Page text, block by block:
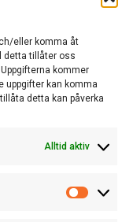
eller komma åt
detta tillåter oss
kommer
uppgifter kan komma
detta kan påverka
Alltid aktiv